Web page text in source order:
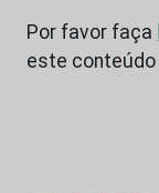
Por favor faça
este conteúdo